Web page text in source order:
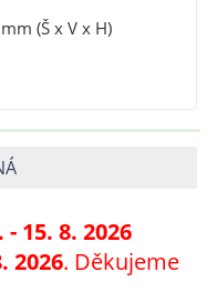
(Š x V x H)
. - 15. 8. 2026
2026. Děkujeme